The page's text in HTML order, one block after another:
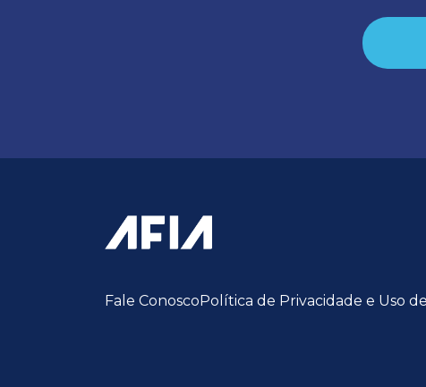
Fale Conosco Política de Privacidade e Uso